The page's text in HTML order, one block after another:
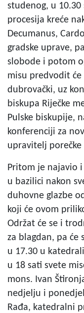
studenog, u
procesija kreće
Decumanus,
gradske uprave,
slobode i potom
misu predvodit će
dubrovački, uz
biskupa Riječke
Pulske biskupije,
konferenciji za
upravitelj porečke
Pritom je najavio
u bazilici nakon
duhovne glazbe
koji će ovom
Održat će se i
za blagdan, pa će
u 17.30 u
u 18 sati svete
mons. Ivan
nedjelju i
Rađa, katedralni